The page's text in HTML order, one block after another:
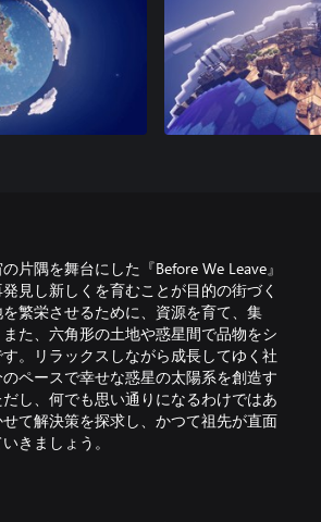
片隅を舞台にした『Before We Leave』
見し新しくを育むことが目的の街づく
繁栄させるために、資源を育て、集
た、六角形の土地や惑星間で品物をシ
。リラックスしながら成長してゆく社
ペースで幸せな惑星の太陽系を創造す
し、何でも思い通りになるわけではあ
て解決策を探求し、かつて祖先が直面
きましょう。